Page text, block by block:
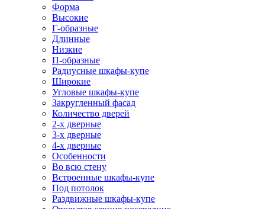
Форма
Высокие
Г-образные
Длинные
Низкие
П-образные
Радиусные шкафы-купе
Широкие
Угловые шкафы-купе
Закругленный фасад
Количество дверей
2-х дверные
3-х дверные
4-х дверные
Особенности
Во всю стену
Встроенные шкафы-купе
Под потолок
Раздвижные шкафы-купе